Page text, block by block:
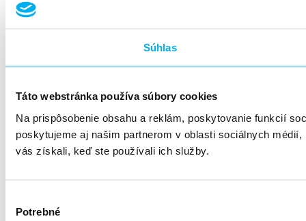
Súhlas
Táto webstránka používa súbory cookies
Na prispôsobenie obsahu a reklám, poskytovanie funkcií
poskytujeme aj našim partnerom v oblasti sociálnych
vás získali, keď ste používali ich služby.
súhlasu
Potrebné